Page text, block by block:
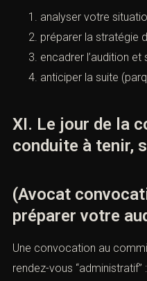
analyser votre
préparer la stratégie
encadrer l’audition et
anticiper la suite
XI. Le jour de la
conduite à tenir,
(Avocat
préparer votre
Une convocation au
rendez-vous “administratif”